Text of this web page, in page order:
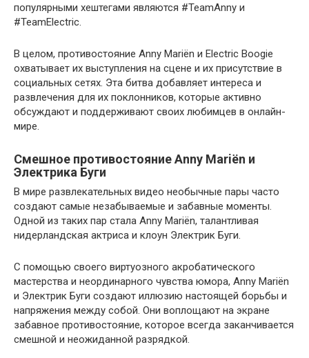
популярными хештегами являются #TeamAnny и
#TeamElectric.
В целом, противостояние Anny Mariën и Electric Boogie
охватывает их выступления на сцене и их присутствие в
социальных сетях. Эта битва добавляет интереса и
развлечения для их поклонников, которые активно
обсуждают и поддерживают своих любимцев в онлайн-
мире.
Смешное противостояние Anny Mariën и
Электрика Буги
В мире развлекательных видео необычные пары часто
создают самые незабываемые и забавные моменты.
Одной из таких пар стала Anny Mariën, талантливая
нидерландская актриса и клоун Электрик Буги.
С помощью своего виртуозного акробатического
мастерства и неординарного чувства юмора, Anny Mariën
и Электрик Буги создают иллюзию настоящей борьбы и
напряжения между собой. Они воплощают на экране
забавное противостояние, которое всегда заканчивается
смешной и неожиданной разрядкой.